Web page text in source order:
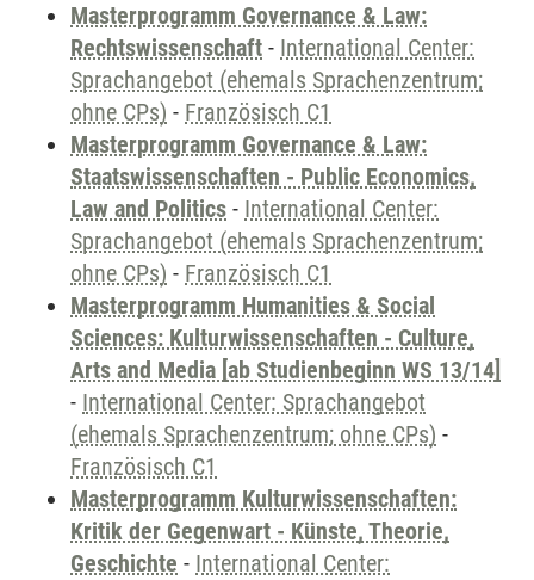
Masterprogramm Governance & Law:
Rechtswissenschaft - International Center:
Sprachangebot (ehemals Sprachenzentrum;
ohne CPs) - Französisch C1
Masterprogramm Governance & Law:
Staatswissenschaften - Public Economics,
Law and Politics - International Center:
Sprachangebot (ehemals Sprachenzentrum;
ohne CPs) - Französisch C1
Masterprogramm Humanities & Social
Sciences: Kulturwissenschaften - Culture,
Arts and Media [ab Studienbeginn WS 13/14]
- International Center: Sprachangebot
(ehemals Sprachenzentrum; ohne CPs) -
Französisch C1
Masterprogramm Kulturwissenschaften:
Kritik der Gegenwart - Künste, Theorie,
Geschichte - International Center: